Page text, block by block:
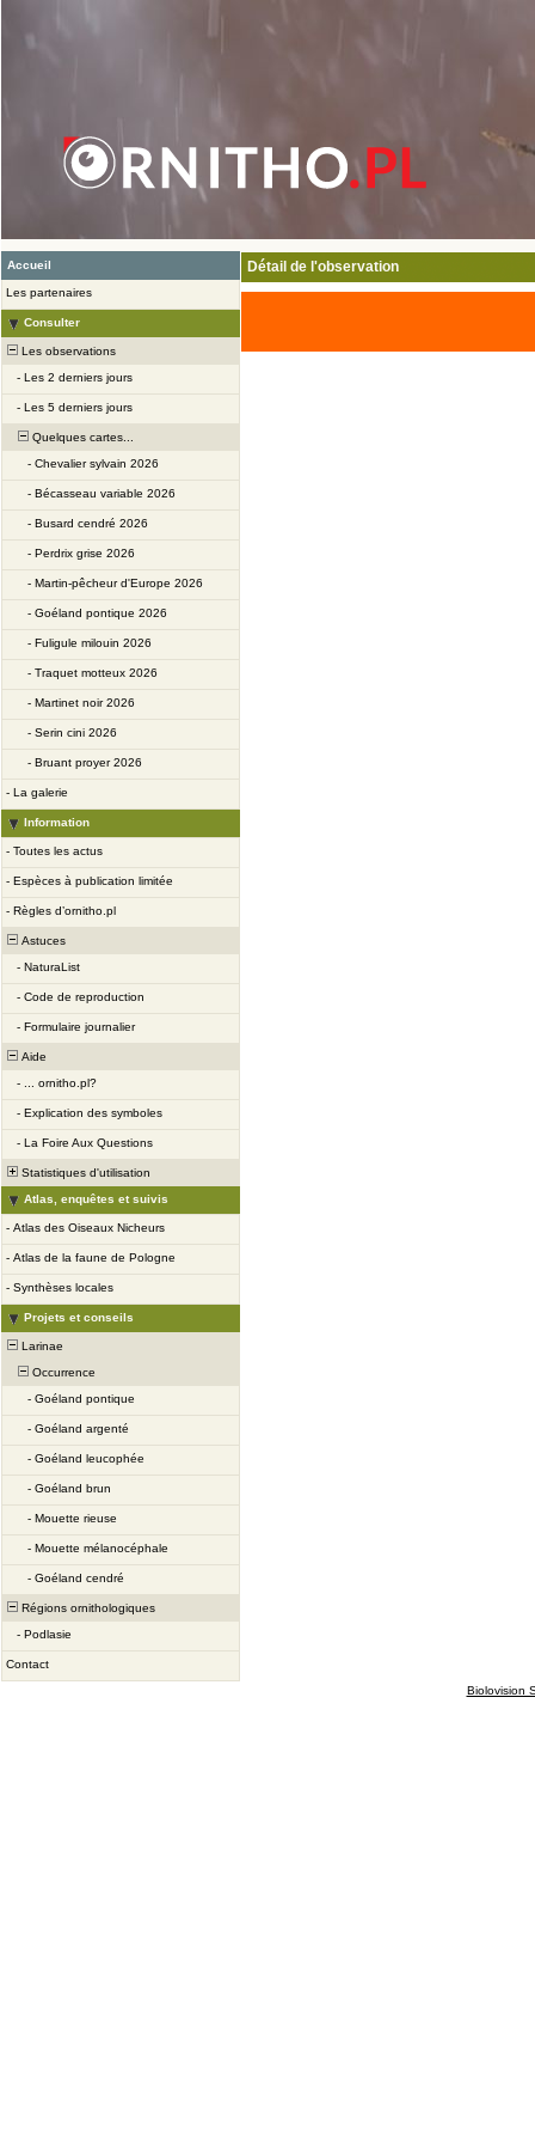
Accueil
Les partenaires
Consulter
Les observations
- Les 2 derniers jours
- Les 5 derniers jours
Quelques cartes...
- Chevalier sylvain 2026
- Bécasseau variable 2026
- Busard cendré 2026
- Perdrix grise 2026
- Martin-pêcheur d'Europe 2026
- Goéland pontique 2026
- Fuligule milouin 2026
- Traquet motteux 2026
- Martinet noir 2026
- Serin cini 2026
- Bruant proyer 2026
- La galerie
Information
- Toutes les actus
- Espèces à publication limitée
- Règles d’ornitho.pl
Astuces
- NaturaList
- Code de reproduction
- Formulaire journalier
Aide
-
... ornitho.pl?
- Explication des symboles
- La Foire Aux Questions
Statistiques d'utilisation
Atlas, enquêtes et suivis
- Atlas des Oiseaux Nicheurs
- Atlas de la faune de Pologne
- Synthèses locales
Projets et conseils
Larinae
Occurrence
- Goéland pontique
- Goéland argenté
- Goéland leucophée
- Goéland brun
- Mouette rieuse
- Mouette mélanocéphale
- Goéland cendré
Régions ornithologiques
- Podlasie
Contact
Détail de l'observation
Biolovision